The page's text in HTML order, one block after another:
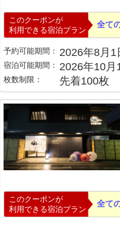
このクーポンが
利用できる宿泊プラン
全て
予約可能期間： 2026年8月
宿泊可能期間： 2026年10
枚数制限： 先着100枚
このクーポンが
利用できる宿泊プラン
全て